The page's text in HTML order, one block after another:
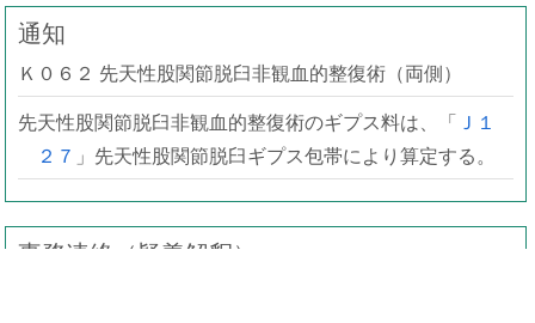
通知
Ｋ０６２ 先天性股関節脱臼非観血的整復術（両側）
先天性股関節脱臼非観血的整復術のギプス料は、「
Ｊ１
２７ 」先天性股関節脱臼ギプス包帯により算定する。
事務連絡（疑義解釈）